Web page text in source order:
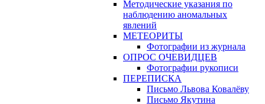
Методические указания по
наблюдению аномальных
явлений
МЕТЕОРИТЫ
Фотографии из журнала
ОПРОС ОЧЕВИДЦЕВ
Фотографии рукописи
ПЕРЕПИСКА
Письмо Львова Ковалёву
Письмо Якутина